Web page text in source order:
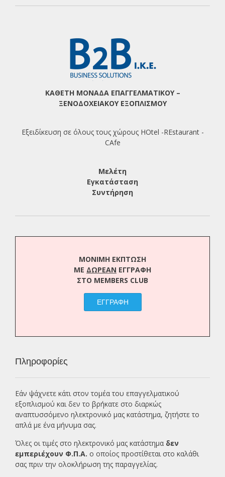
ΚΑΘΕΤΗ ΜΟΝΑΔΑ ΕΠΑΓΓΕΛΜΑΤΙΚΟΥ –
ΞΕΝΟΔΟΧΕΙΑΚΟΥ ΕΞΟΠΛΙΣΜΟΥ
Εξειδίκευση σε όλους τους χώρους HOtel -REstaurant -
CAfe
Μελέτη
Εγκατάσταση
Συντήρηση
ΜΟΝΙΜΗ ΕΚΠΤΩΣΗ
ΜΕ ΔΩΡΕΑΝ ΕΓΓΡΑΦΗ
ΣΤΟ MEMBERS CLUB
ΕΓΓΡΑΦΗ
Πληροφορίες
Εάν ψάχνετε κάτι στον τομέα του επαγγελματικού
εξοπλισμού και δεν το βρήκατε στο διαρκώς
αναπτυσσόμενο ηλεκτρονικό μας κατάστημα, ζητήστε το
απλά με ένα μήνυμα σας.
Όλες οι τιμές στο ηλεκτρονικό μας κατάστημα δεν
εμπεριέχουν Φ.Π.Α. ο οποίος προστίθεται στο καλάθι
σας πριν την ολοκλήρωση της παραγγελίας.